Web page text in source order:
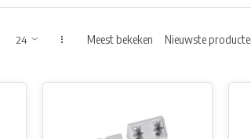
Meest bekeken Nieuwste